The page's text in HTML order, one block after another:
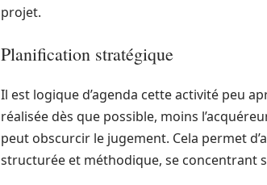
projet.
Planification stratégique
Il est logique d’agenda cette activité peu
réalisée dès que possible, moins
peut obscurcir le jugement. Cela permet
structurée et méthodique, se concentrant